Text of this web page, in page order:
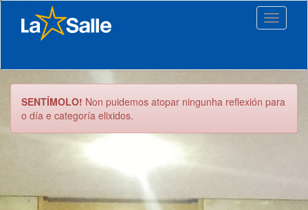
Toggle
SENTÍMOLO! Non puidemos atopar ningunha reflexión para
o día e categoría elixidos.